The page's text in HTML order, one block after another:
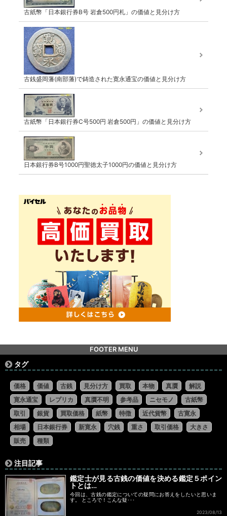
古紙幣「日本銀行券B号 岩倉500円札」の価値と見分け方
古銭盛岡藩(南部藩)で鋳造された寛永通宝の価値と見分け方
古紙幣「日本銀行券C号500円 岩倉500円」の価値と見分け方
日本銀行券B号1000円聖徳太子1000円の価値と見分け方
FOOTER MENU
タグ
価格 価値 古銭 見分け方 買取 本物 真贋
解説
寛永通宝
レプリカ 真贋不明 参考品 ニセモノ
古紙幣
取引
銀貨 買取価格 紙幣 特徴 近代貨幣
古寛永
相場
日本銀行券 新寛永 穴銭 重さ 取引価格
大きさ
販売
種類
注目記事
鑑定士が見る古銭の価値を決める鑑定５ポイン
トとは…
今回は、古銭の鑑定についての疑問にお答えをしたいと思いま
す。 ところで！こんな疑･･･
2023/08/13